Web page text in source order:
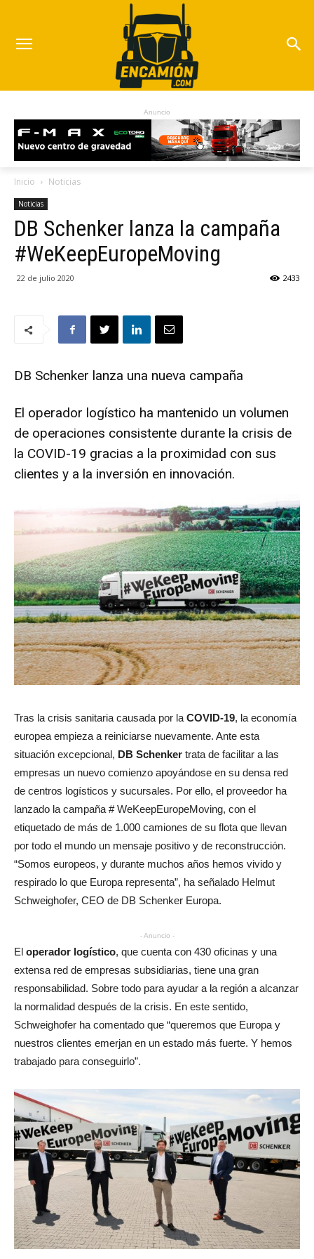
Anuncio
Inicio Noticias
Noticias
DB Schenker lanza la campaña
#WeKeepEuropeMoving
22 de julio 2020 2433
DB Schenker lanza una nueva campaña
El operador logístico ha mantenido un volumen
de operaciones consistente durante la crisis de
la COVID-19 gracias a la proximidad con sus
clientes y a la inversión en innovación.
Tras la crisis sanitaria causada por la COVID-19, la economía
europea empieza a reiniciarse nuevamente. Ante esta
situación excepcional, DB Schenker trata de facilitar a las
empresas un nuevo comienzo apoyándose en su densa red
de centros logísticos y sucursales. Por ello, el proveedor ha
lanzado la campaña # WeKeepEuropeMoving, con el
etiquetado de más de 1.000 camiones de su flota que llevan
por todo el mundo un mensaje positivo y de reconstrucción.
“Somos europeos, y durante muchos años hemos vivido y
respirado lo que Europa representa”, ha señalado Helmut
Schweighofer, CEO de DB Schenker Europa.
- Anuncio -
El operador logístico, que cuenta con 430 oficinas y una
extensa red de empresas subsidiarias, tiene una gran
responsabilidad. Sobre todo para ayudar a la región a alcanzar
la normalidad después de la crisis. En este sentido,
Schweighofer ha comentado que “queremos que Europa y
nuestros clientes emerjan en un estado más fuerte. Y hemos
trabajado para conseguirlo”.